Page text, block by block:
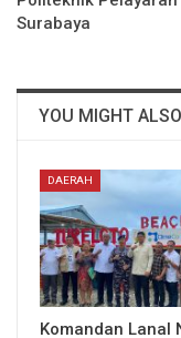
Surabaya
YOU MIGHT
DAERAH
Komandan Lanal